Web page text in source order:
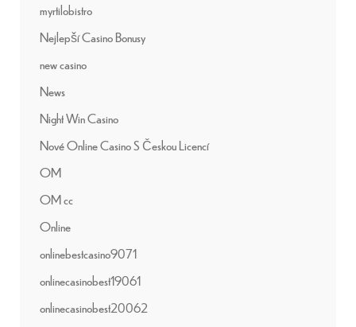
myrtilobistro
Nejlepší Casino Bonusy
new casino
News
Night Win Casino
Nové Online Casino S Českou Licencí
OM
OM cc
Online
onlinebestcasino9071
onlinecasinobest19061
onlinecasinobest20062